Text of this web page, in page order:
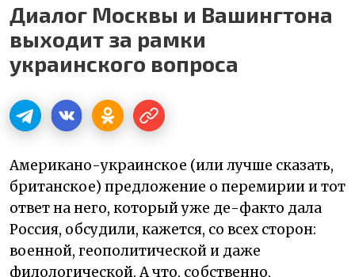
Диалог Москвы и Вашингтона
выходит за рамки
украинского вопроса
Американо-украинское (или лучше сказать,
британское) предложение о перемирии и тот
ответ на него, который уже де-факто дала
Россия, обсудили, кажется, со всех сторон:
военной, геополитической и даже
филологической. А что, собственно,